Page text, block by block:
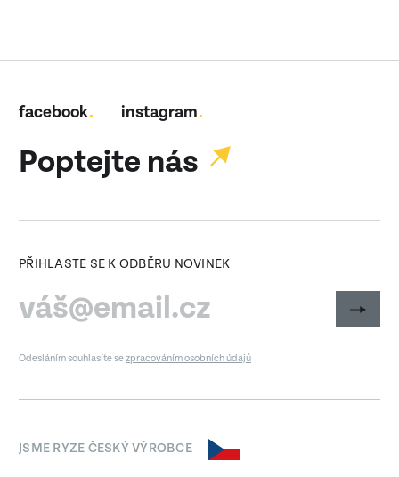
facebook instagram
Poptejte nás
PŘIHLASTE SE K ODBĚRU NOVINEK
Odesláním souhlasíte sezpracováním osobních údajů
JSME RYZE ČESKÝ VÝROBCE